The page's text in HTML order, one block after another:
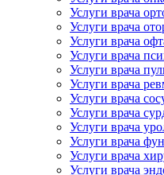
Услуги врача
Услуги врача
Услуги врача
Услуги врача
Услуги врача
Услуги врача
Услуги врача
Услуги врача
Услуги врача
Услуги врача
Услуги врача
Услуги врача